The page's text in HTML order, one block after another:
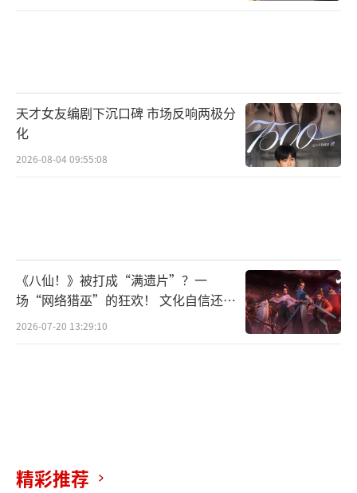
天才女友编剧下沉口碑 市场反响两极分
化
2026-08-04 09:55:08
《八仙！》被打成“满遗片”？一
场“网络猎巫”的狂欢！ 文化自信还是
焦虑？
2026-07-20 13:29:10
精彩推荐